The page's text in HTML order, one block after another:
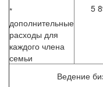
*
дополнительные
расходы для
каждого члена
семьи
5
Ведение